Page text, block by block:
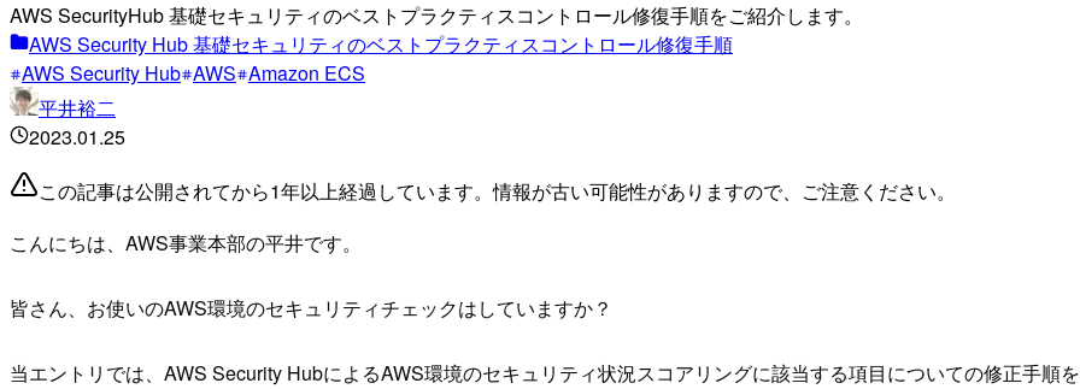
AWS SecurityHub 基礎セキュリティのベストプラクティスコントロール修復手順をご紹介します。
AWS Security Hub 基礎セキュリティのベストプラクティスコントロール修復手順
AWS Security Hub AWS Amazon ECS
平井裕二
2023.01.25
この記事は公開されてから1年以上経過しています。情報が古い可能性がありますので、ご注意ください。
こんにちは、AWS事業本部の平井です。
皆さん、お使いのAWS環境のセキュリティチェックはしていますか？
当エントリでは、AWS Security HubによるAWS環境のセキュリティ状況スコアリングに該当する項目についての修正手順を